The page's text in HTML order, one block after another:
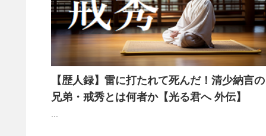
【歴人録】雷に打たれて死んだ！清少納言の
兄弟・戒秀とは何者か【光る君へ 外伝】